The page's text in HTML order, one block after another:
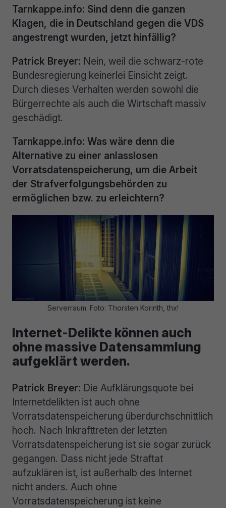
Tarnkappe.info: Sind denn die ganzen
Klagen, die in Deutschland gegen die VDS
angestrengt wurden, jetzt hinfällig?
Patrick Breyer: Nein, weil die schwarz-rote
Bundesregierung keinerlei Einsicht zeigt.
Durch dieses Verhalten werden sowohl die
Bürgerrechte als auch die Wirtschaft massiv
geschädigt.
Tarnkappe.info: Was wäre denn die
Alternative zu einer anlasslosen
Vorratsdatenspeicherung, um die Arbeit
der Strafverfolgungsbehörden zu
ermöglichen bzw. zu erleichtern?
Serverraum. Foto: Thorsten Korinth, thx!
Internet-Delikte können auch
ohne massive Datensammlung
aufgeklärt werden.
Patrick Breyer: Die Aufklärungsquote bei
Internetdelikten ist auch ohne
Vorratsdatenspeicherung überdurchschnittlich
hoch. Nach Inkrafttreten der letzten
Vorratsdatenspeicherung ist sie sogar zurück
gegangen. Dass nicht jede Straftat
aufzuklären ist, ist außerhalb des Internet
nicht anders. Auch ohne
Vorratsdatenspeicherung ist keine